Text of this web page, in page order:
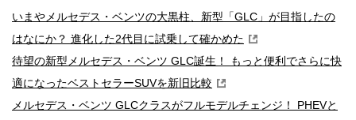
いまやメルセデス・ベンツの大黒柱、新型「GLC」が目指したの
はなにか？ 進化した2代目に試乗して確かめた
待望の新型メルセデス・ベンツ GLC誕生！ もっと便利でさらに快
適になったベストセラーSUVを新旧比較
メルセデス・ベンツ GLCクラスがフルモデルチェンジ！ PHEVと